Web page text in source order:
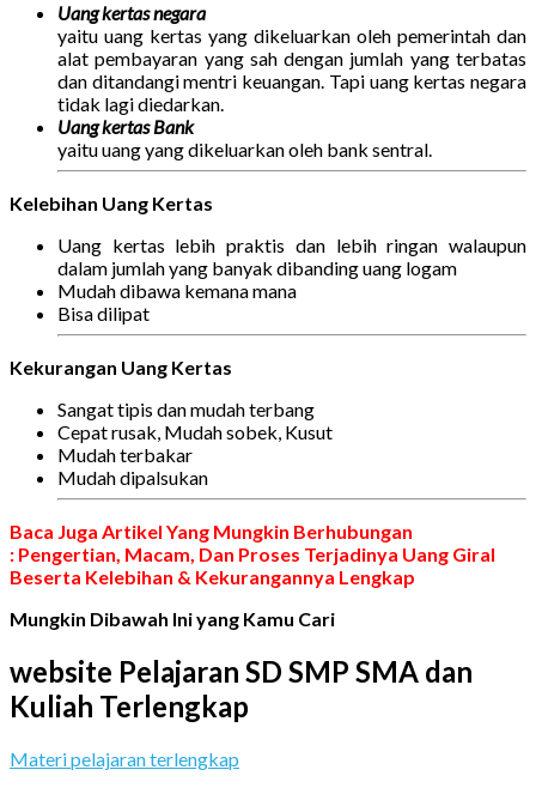
Uang kertas negara
yaitu uang kertas yang dikeluarkan oleh pemerintah dan
alat pembayaran yang sah dengan jumlah yang terbatas
dan ditandangi mentri keuangan. Tapi uang kertas negara
tidak lagi diedarkan.
Uang kertas Bank
yaitu uang yang dikeluarkan oleh bank sentral.
Kelebihan Uang Kertas
Uang kertas lebih praktis dan lebih ringan walaupun
dalam jumlah yang banyak dibanding uang logam
Mudah dibawa kemana mana
Bisa dilipat
Kekurangan Uang Kertas
Sangat tipis dan mudah terbang
Cepat rusak, Mudah sobek, Kusut
Mudah terbakar
Mudah dipalsukan
Baca Juga Artikel Yang Mungkin Berhubungan
: Pengertian, Macam, Dan Proses Terjadinya Uang Giral
Beserta Kelebihan & Kekurangannya Lengkap
Mungkin Dibawah Ini yang Kamu Cari
website Pelajaran SD SMP SMA dan
Kuliah Terlengkap
Materi pelajaran terlengkap